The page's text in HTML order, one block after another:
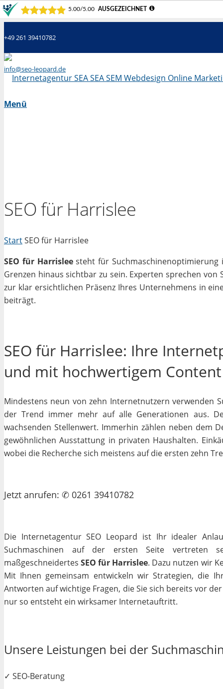
+49 261 39410782
info@seo-leopard.de
Menü
SEO für Harrislee
StartSEO für Harrislee
SEO für Harrisleesteht für
Grenzen hinaus sichtbar zu sein. Experten sprechen von
zur klar ersichtlichen Präsenz Ihres Unternehmens in
beiträgt.
SEO für Harrislee: Ihre
und mit hochwertigem Content
Mindestens neun von zehn Internetnutzern verwenden
der Trend immer mehr auf alle Generationen aus.
wachsenden Stellenwert. Immerhin zählen neben dem
gewöhnlichen Ausstattung in privaten Haushalten.
wobei die Recherche sich meistens auf die ersten zehn
Jetzt anrufen: ✆ 0261 39410782
Die Internetagentur SEO Leopard ist Ihr idealer
Suchmaschinen auf der ersten Seite vertreten
maßgeschneidertesSEO für Harrislee. Dazu nutzen wir
Mit Ihnen gemeinsam entwickeln wir Strategien, die
Antworten auf wichtige Fragen, die Sie sich bereits vor
nur so entsteht ein wirksamer Internetauftritt.
Unsere Leistungen bei der
✓ SEO-Beratung